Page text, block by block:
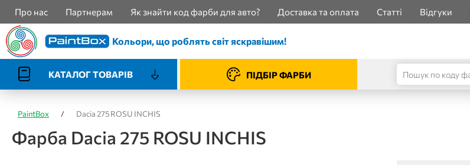
Про нас Партнерам Як знайти код фарби для авто? Доставка та оплата Статті Відгуки
Кольори, що роблять світ яскравішим!
КАТАЛОГ ТОВАРІВ ПІДБІР ФАРБИ
PaintBox / Dacia 275 ROSU INCHIS
Фарба Dacia 275 ROSU INCHIS